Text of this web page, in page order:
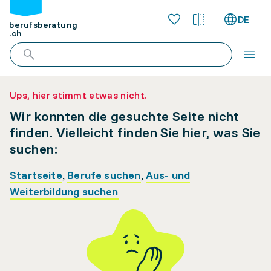
berufsberatung
.ch
DE
Ups, hier stimmt etwas nicht.
Wir konnten die gesuchte Seite nicht
finden. Vielleicht finden Sie hier, was Sie
suchen:
Startseite, Berufe suchen,Aus- und
Weiterbildung suchen